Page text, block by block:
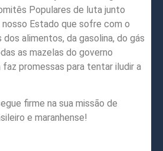
Populares de luta junto
Estado que sofre com o
alimentos, da gasolina, do gás
as mazelas do governo
faz promessas para tentar iludir a
firme na sua missão de
e maranhense!